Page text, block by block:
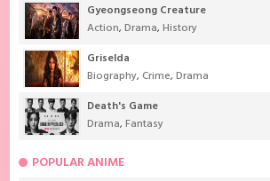
Gyeongseong Creature
Action,Drama,History
Griselda
Biography, Crime,Drama
Death's Game
Drama,Fantasy
POPULAR ANIME